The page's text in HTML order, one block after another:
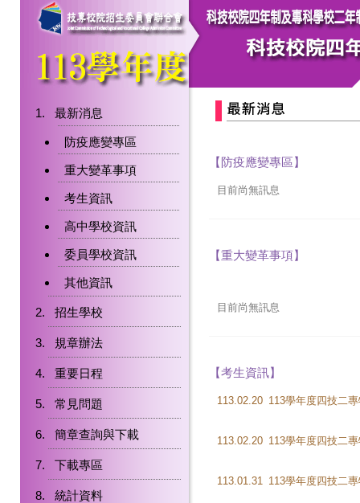
最新消息
防疫應變專區
重大變革事項
考生資訊
高中學校資訊
委員學校資訊
其他資訊
招生學校
規章辦法
重要日程
常見問題
簡章查詢與下載
下載專區
統計資料
【防疫應變專區】
目前尚無訊息
【重大變革事項】
目前尚無訊息
【考生資訊】
113.02.20
113.02.20
113.01.31